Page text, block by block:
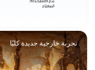
تجربة خارجية جديدة كليًا